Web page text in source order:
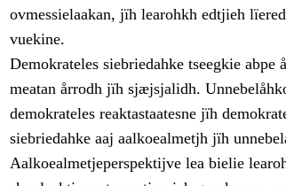
ovmessielaakan, jïh learohkh edtjieh
vuekine.
Demokrateles siebriedahke tseegkie abpe
meatan årrodh jïh sjæjsjalidh.
demokrateles reaktastaatesne jïh
siebriedahke aaj aalkoealmetjh jïh
Aalkoealmetjeperspektijve lea bielie